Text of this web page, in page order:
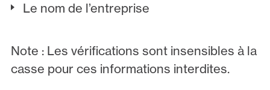
Le nom de l’entreprise
Note : Les vérifications sont insensibles à la
casse pour ces informations interdites.